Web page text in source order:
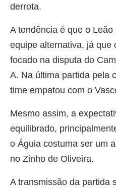
derrota.
A tendência é que o
equipe alternativa, já que
focado na disputa do
A. Na última partida pela
time empatou com o
Mesmo assim, a
equilibrado,
o Águia costuma ser um
no Zinho de Oliveira.
A transmissão da partida